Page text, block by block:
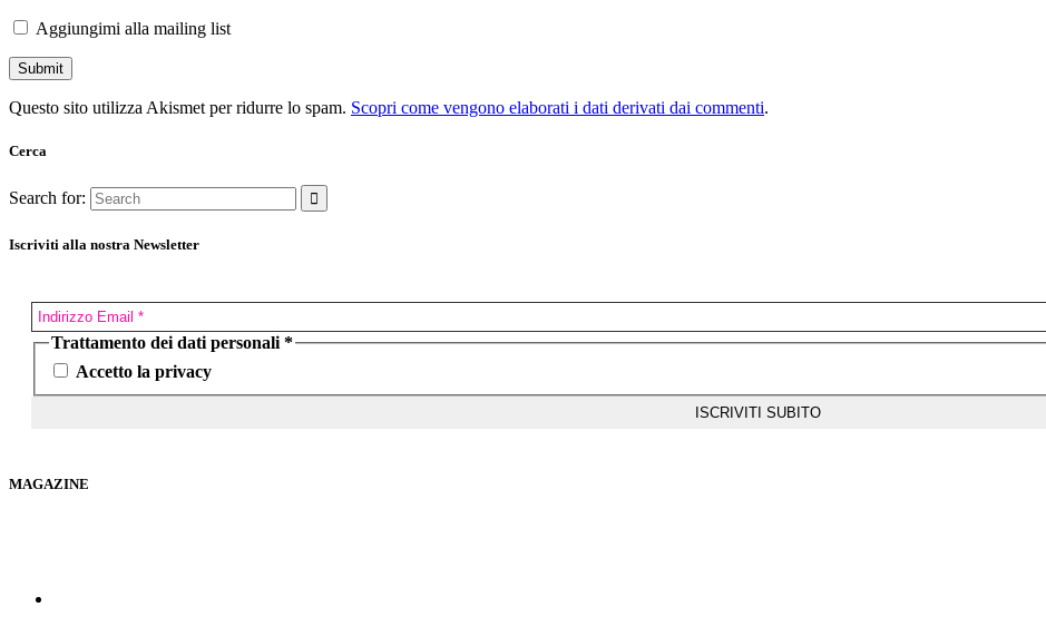
Aggiungimi alla mailing list
Questo sito utilizza Akismet per ridurre lo spam. Scopri come vengono elaborati i dati derivati dai commenti.
Cerca
Search for:
Iscriviti alla nostra Newsletter
Trattamento dei dati personali *
Accetto la privacy
MAGAZINE